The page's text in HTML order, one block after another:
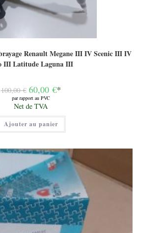
Renault Megane III IV Scenic III IV
III Latitude Laguna III
100,00€ Le
prix
initial
était :
100,00 €.
60,00 €*
par rapport au PVC
Le
prix
actuel
est :
60,00 €.
Net de TVA
Ajouter au panier